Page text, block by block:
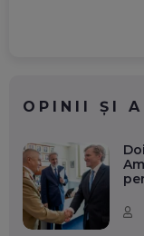
OPINII ȘI